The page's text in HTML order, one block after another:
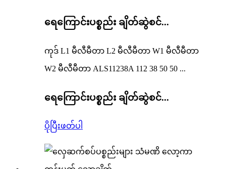
ရေကြောင်းပစ္စည်း ချိတ်ဆွဲစင်...
ကုဒ် L1 မီလီမီတာ L2 မီလီမီတာ W1 မီလီမီတာ
W2 မီလီမီတာ ALS11238A 112 38 50 50 ...
ရေကြောင်းပစ္စည်း ချိတ်ဆွဲစင်...
ပိုပြီးဖတ်ပါ